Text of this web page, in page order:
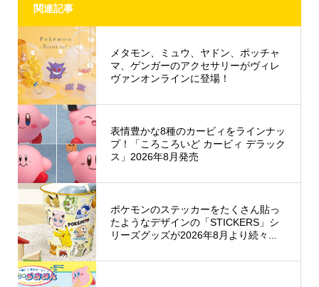
関連記事
メタモン、ミュウ、ヤドン、ポッチャ
マ、ゲンガーのアクセサリーがヴィレ
ヴァンオンラインに登場！
表情豊かな8種のカービィをラインナッ
プ！「ころころいど カービィ デラック
ス」2026年8月発売
ポケモンのステッカーをたくさん貼っ
たようなデザインの「STICKERS」シ
リーズグッズが2026年8月より続々...